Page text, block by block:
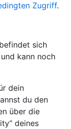
Zugriff.
sich
kann noch
dein
du den
über die
deines